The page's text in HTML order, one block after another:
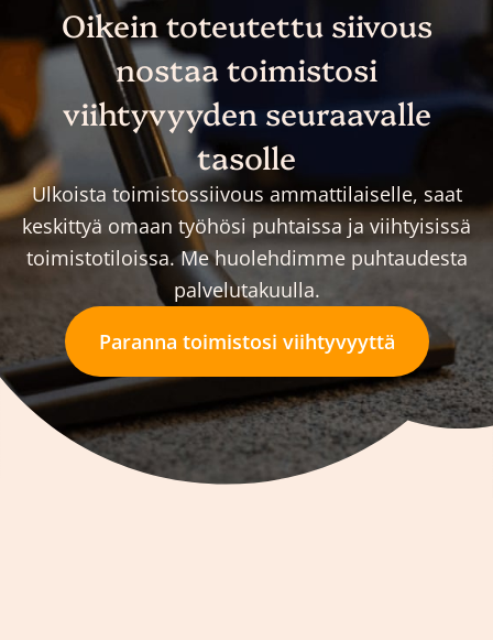
Oikein toteutettu siivous
nostaa toimistosi
viihtyvyyden seuraavalle
tasolle
Ulkoista toimistossiivous ammattilaiselle, saat
keskittyä omaan työhösi puhtaissa ja viihtyisissä
toimistotiloissa. Me huolehdimme puhtaudesta
palvelutakuulla.
Paranna toimistosi viihtyvyyttä